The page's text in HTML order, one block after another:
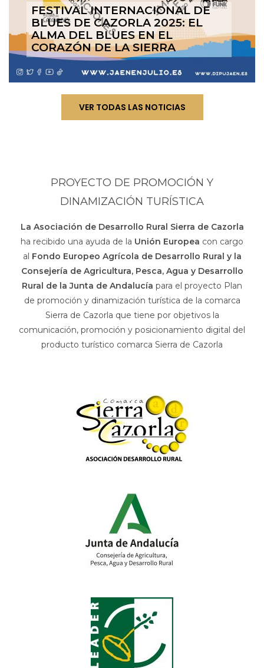
FESTIVAL INTERNACIONAL DE
BLUES DE CAZORLA 2025: EL
ALMA DEL BLUES EN EL
CORAZÓN DE LA SIERRA
VER TODAS LAS NOTICIAS
PROYECTO DE PROMOCIÓN Y
DINAMIZACIÓN TURÍSTICA
La Asociación de Desarrollo Rural Sierra de Cazorla
ha recibido una ayuda de la Unión Europea con cargo
al Fondo Europeo Agrícola de Desarrollo Rural y la
Consejería de Agricultura, Pesca, Agua y Desarrollo
Rural de la Junta de Andalucía para el proyecto Plan
de promoción y dinamización turística de la comarca
Sierra de Cazorla que tiene por objetivos la
comunicación, promoción y posicionamiento digital del
producto turístico comarca Sierra de Cazorla